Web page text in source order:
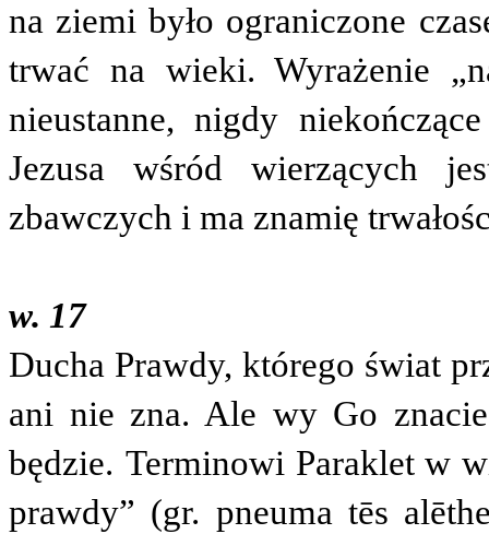
na ziemi było ograniczone
trwać na wieki. Wyrażenie
nieustanne, nigdy
Jezusa wśród wierzących
zbawczych i ma znamię
w. 17
Ducha Prawdy, którego świat
ani nie zna. Ale wy Go
będzie. Terminowi Paraklet w
prawdy” (gr. pneuma tēs